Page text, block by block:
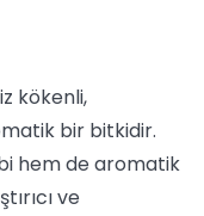
kökenli,
bir bitkidir.
hem de aromatik
ve